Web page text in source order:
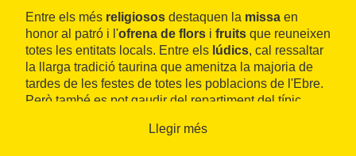
Entre els més religiosos destaquen la missa en
honor al patró i l'ofrena de flors i fruits que reuneixen
totes les entitats locals. Entre els lúdics, cal ressaltar
la llarga tradició taurina que amenitza la majoria de
tardes de les festes de totes les poblacions de l'Ebre.
Però també es pot gaudir del repartiment del típic
campionats d'escacs, concerts, balls d'orquestra i
Llegir més